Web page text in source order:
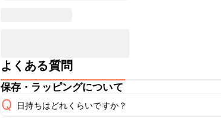
よくある質問
保存・ラッピングについて
Q 日持ちはどれくらいですか？